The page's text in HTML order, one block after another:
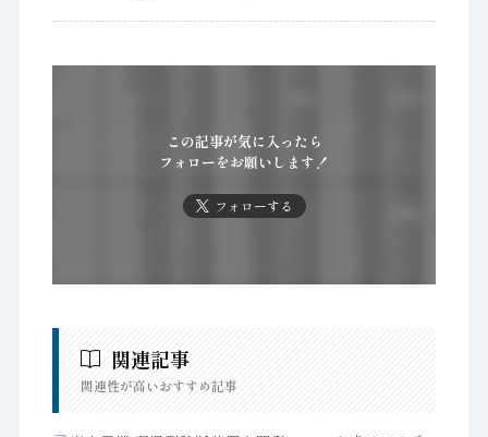
この記事が気に入ったら
フォローをお願いします！
フォローする
関連記事
関連性が高いおすすめ記事